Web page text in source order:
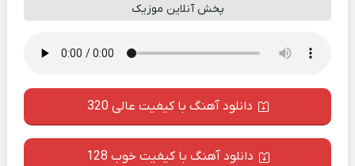
پخش آنلاین موزیک
دانلود آهنگ با کیفیت عالی 320
دانلود آهنگ با کیفیت خوب 128